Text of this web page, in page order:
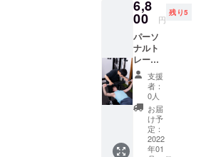
機会に
是非！
クラウ
ドファ
ンディ
ング&単
発特
価！
ウェ
ア・
シュー
ズ等の
レンタ
ルを全
6,8
00 円
残り5
パーソ
ナルト
レーニ
ング60
分+ペア
スト
レッチ
30分 ト
レーニ
ング+ス
トレッ
支援
者：
0人
お届
け予
定：
2022
年01